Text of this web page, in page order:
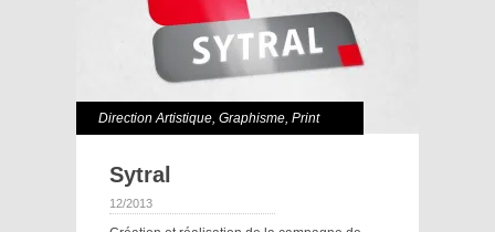
Direction Artistique, Graphisme, Print
Sytral
12/2013